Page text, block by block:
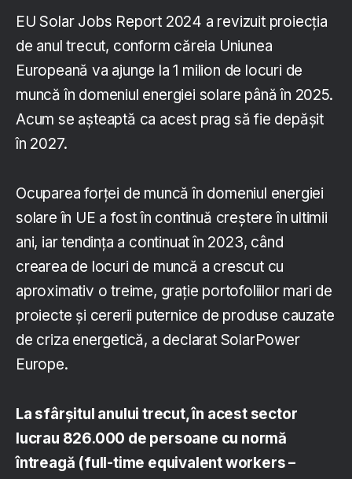
EU Solar Jobs Report 2024 a revizuit proiecția
de anul trecut, conform căreia Uniunea
Europeană va ajunge la 1 milion de locuri de
muncă în domeniul energiei solare până în 2025.
Acum se așteaptă ca acest prag să fie depășit
în 2027.
Ocuparea forței de muncă în domeniul energiei
solare în UE a fost în continuă creștere în ultimii
ani, iar tendința a continuat în 2023, când
crearea de locuri de muncă a crescut cu
aproximativ o treime, grație portofoliilor mari de
proiecte și cererii puternice de produse cauzate
de criza energetică, a declarat SolarPower
Europe.
La sfârșitul anului trecut, în acest sector
lucrau 826.000 de persoane cu normă
întreagă (full-time equivalent workers –